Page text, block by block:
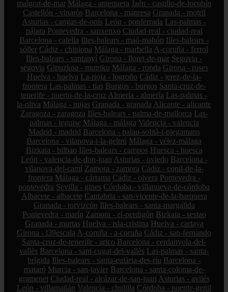
malgrat-de-mar Málaga - antequera Jaén - castillo-de-locubín
Castellón - vinaròs Barcelona - manresa Granada - motril
Asturias - cangas-de-onís León - ponferrada Las-palmas -
pájara Pontevedra - sanxenxo Ciudad-real - ciudad-real
Barcelona - calella Illes-balears - maó-mahón Illes-balears -
sóller Cádiz - chipiona Málaga - marbella A-coruña - ferrol
Illes-balears - santanyí Girona - lloret-de-mar Segovia -
segovia Gipuzkoa - mutriku Málaga - ronda Girona - roses
Huelva - huelva La-rioja - logroño Cádiz - jerez-de-la-
frontera Las-palmas - tías Burgos - burgos Santa-cruz-de-
tenerife - puerto-de-la-cruz Almería - almería Las-palmas -
la-oliva Málaga - mijas Granada - granada Alicante - alicante
Zaragoza - zaragoza Illes-balears - palma-de-mallorca Las-
palmas - teguise Málaga - málaga Valencia - valencia
Madrid - madrid Barcelona - palau-solità-i-plegamans
Barcelona - vilanova-i-la-geltrú Málaga - vélez-málaga
Bizkaia - bilbao Illes-balears - campos Huesca - huesca
León - valencia-de-don-juan Asturias - oviedo Barcelona -
vilanova-del-camí Zamora - zamora Cádiz - conil-de-la-
frontera Málaga - cártama Cádiz - olvera Pontevedra -
pontevedra Sevilla - gines Córdoba - villanueva-de-córdoba
Albacete - albacete Cantabria - san-vicente-de-la-barquera
Granada - torvizcón Illes-balears - santa-margalida
Pontevedra - marín Zamora - el-perdigón Bizkaia - sestao
Granada - murtas Huelva - isla-cristina Huelva - cartaya
Girona - l39escala A-coruña - a-coruña Cádiz - san-fernando
Santa-cruz-de-tenerife - arico Barcelona - cerdanyola-del-
vallès Barcelona - sant-cugat-del-vallès Las-palmas - santa-
brígida Illes-balears - santa-eulària-des-riu Barcelona -
mataró Murcia - san-javier Barcelona - santa-coloma-de-
gramenet Ciudad-real - alcázar-de-san-juan Asturias - avilés
León - villamañán Valencia - chulilla Córdoba - puente-genil